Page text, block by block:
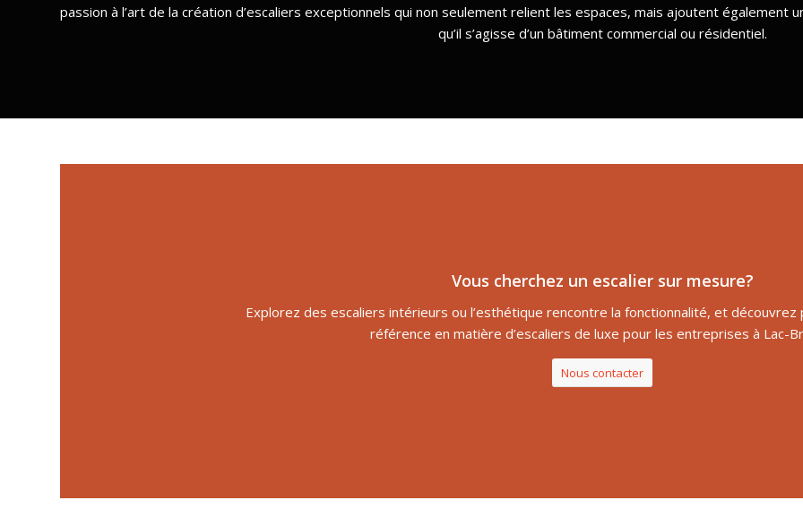
passion à l’art de la création d’escaliers exceptionnels qui non seulement relient les espaces, mais ajoutent également
qu’il s’agisse d’un bâtiment commercial ou résidentiel.
Vous cherchez un escalier sur mesure?
Explorez des escaliers intérieurs ou l’esthétique rencontre la fonctionnalité, et découvrez
référence en matière d’escaliers de luxe pour les entreprises à Lac-
Nous contacter